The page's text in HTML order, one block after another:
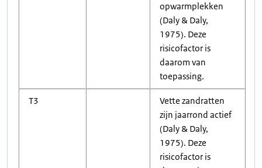
opwarmplekken
(Daly & Daly,
1975). Deze
risicofactor is
daarom van
toepassing.
T3
Vette zandratten
zijn jaarrond actief
(Daly & Daly,
1975). Deze
risicofactor is